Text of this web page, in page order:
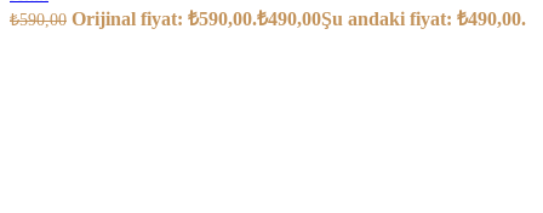
₺590,00 Orijinal fiyat: ₺590,00.₺490,00Şu andaki fiyat: ₺490,00.